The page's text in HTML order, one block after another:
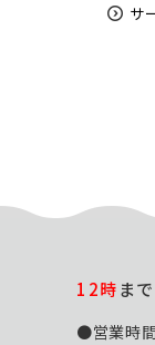
サ
12時ま
●営業時